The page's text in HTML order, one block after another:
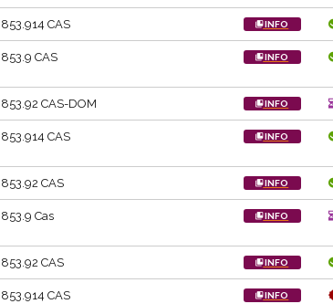
853.914 CAS INFO
853.9 CAS INFO
853.92 CAS-DOM INFO
853.914 CAS INFO
853.92 CAS INFO
853.9 Cas INFO
853.92 CAS INFO
853.914 CAS INFO